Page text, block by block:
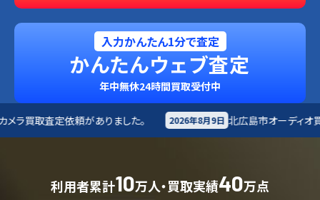
入力かんたん1分で査定
かんたんウェブ査定
年中無休24時間買取受付中
ました。 2026年8月9日 北広島市 オーディオ買取査定依頼がありまし
利用者累計10万人・買取実績40万点